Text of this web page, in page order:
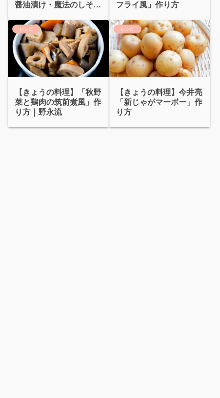
醤油漬け・魔法のしそチ
フライ風」作り方
レシピ
【きょうの料理】「秋野
菜と鶏肉の筑前煮風」作
り方｜野永流
レシピ
【きょうの料理】今井亮
「新じゃがマーボー」作
り方